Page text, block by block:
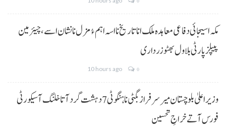
مکہ اسیجائی دفاعی معاہدہ ملک انا تاریخ نا اسہ اہم ءُ مزل نا نشان اسے، چیئرمین
پیپلز پارٹی بلاول بھٹو زرداری
10 hours ago 0
وزیراعلیٰ بلوچستان میر سرفراز بگٹی نا ہنگو ٹی 7 دہشت گرد آتا خلنگ آ سیکورٹی
فورس آتے خراجِ تحسین